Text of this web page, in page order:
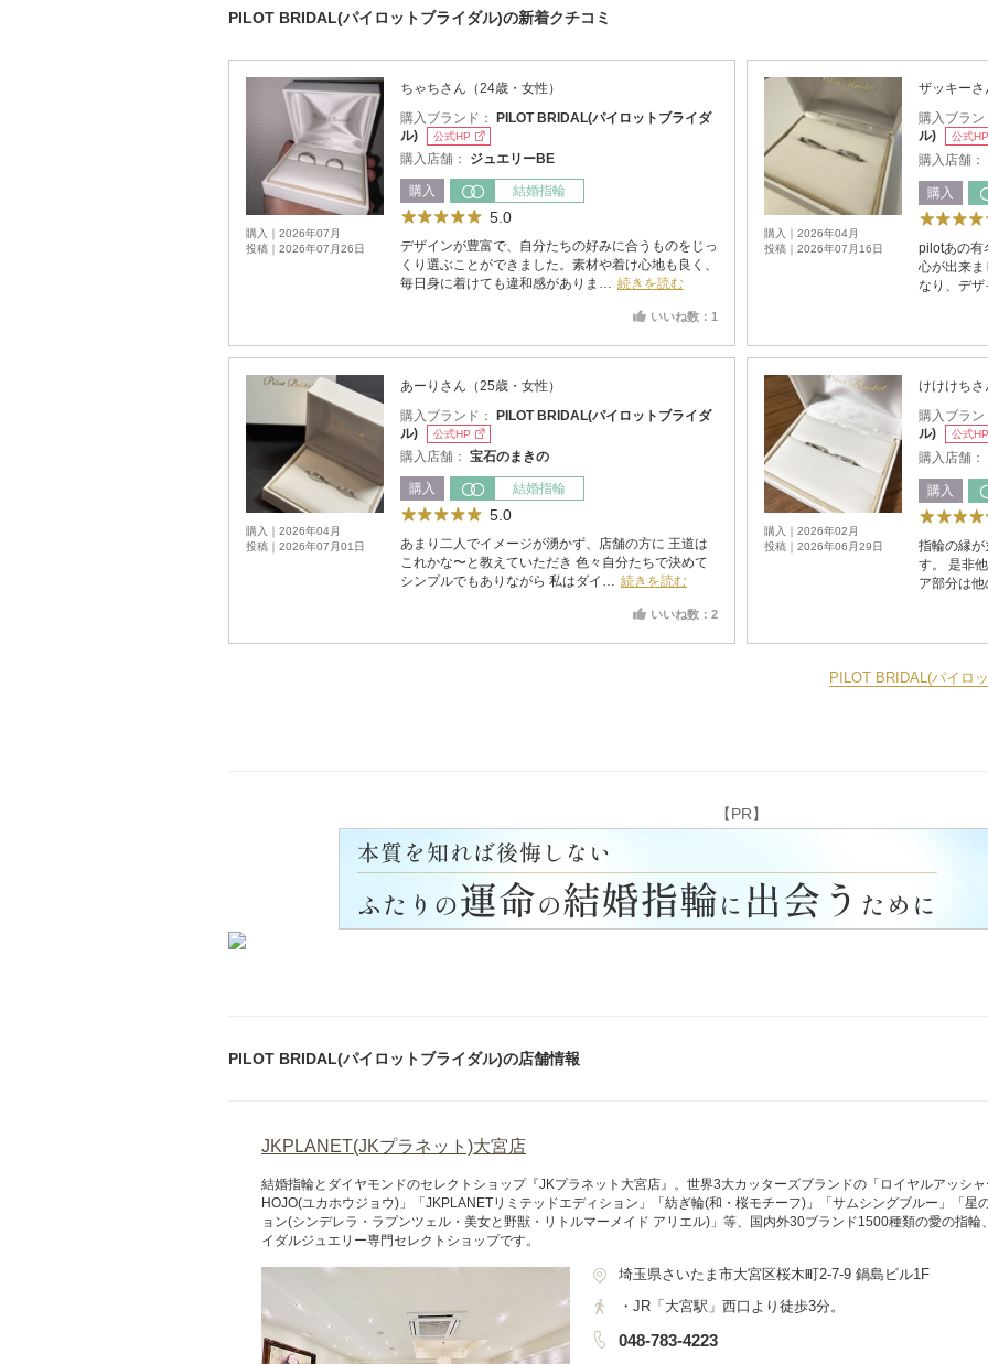
PILOT BRIDAL(パイロットブライダル)の新着クチコミ
購入｜2026年07月
投稿｜2026年07月26日
ちゃちさん（24歳・女性）
購入ブランド：
PILOT BRIDAL(パイロットブライダ
ル)
公式HP
購入店舗： ジュエリーBE
購入 結婚指輪
5.0
デザインが豊富で、自分たちの好みに合うものをじっ
くり選ぶことができました。素材や着け心地も良く、
毎日身に着けても違和感がありま… 続きを読む
いいね数：1
購入｜2026年04月
投稿｜2026年07月16日
ザッキーさ
購入ブラン
ル)
公式HP
購入店舗：
購入
pilotあの有
心が出来ま
なり、デ
購入｜2026年04月
投稿｜2026年07月01日
あーりさん（25歳・女性）
購入ブランド：
PILOT BRIDAL(パイロットブライダ
ル)
公式HP
購入店舗： 宝石のまきの
購入 結婚指輪
5.0
あまり二人でイメージが湧かず、店舗の方に 王道は
これかな〜と教えていただき 色々自分たちで決めて
シンプルでもありながら 私はダイ… 続きを読む
いいね数：2
購入｜2026年02月
投稿｜2026年06月29日
けけけちさ
購入ブラン
ル)
公式HP
購入店舗：
購入
指輪の縁
す。 是非
ア部分は
PILOT BRIDAL(パイロ
【PR】
PILOT BRIDAL(パイロットブライダル)の店舗情報
JKPLANET(JKプラネット)大宮店
結婚指輪とダイヤモンドのセレクトショップ『JKプラネット大宮店』。世界3大カッターズブランドの「ロイヤルアッシ
HOJO(ユカホウジョウ)」「JKPLANETリミテッドエディション」「紡ぎ輪(和・桜モチーフ)」「サムシングブルー」「星
ョン(シンデレラ・ラプンツェル・美女と野獣・リトルマーメイド アリエル)」等、国内外30ブランド1500種類の愛の指
イダルジュエリー専門セレクトショップです。
埼玉県さいたま市大宮区桜木町2-7-9 鍋島ビル1F
・JR「大宮駅」西口より徒歩3分。
048-783-4223